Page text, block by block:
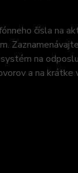
čísla na
na
a na krátke